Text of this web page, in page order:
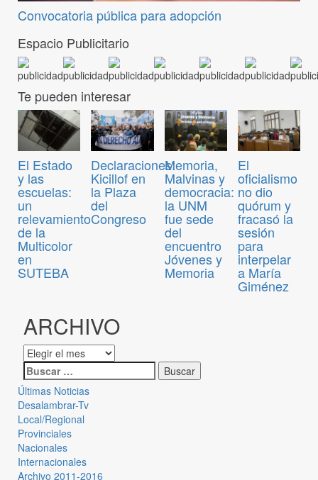
Convocatoria pública para adopción
Espacio Publicitario
Te pueden interesar
El Estado
y las
escuelas:
un
relevamiento
de la
Multicolor
en
SUTEBA
Declaraciones:
Kicillof en
la Plaza
del
Congreso
Memoria,
Malvinas y
democracia:
la UNM
fue sede
del
encuentro
Jóvenes y
Memoria
El
oficialismo
no dio
quórum y
fracasó la
sesión
para
interpelar
a María
Giménez
ARCHIVO
Últimas Noticias
Desalambrar-Tv
Local/Regional
Provinciales
Nacionales
Internacionales
Archivo 2011-2016